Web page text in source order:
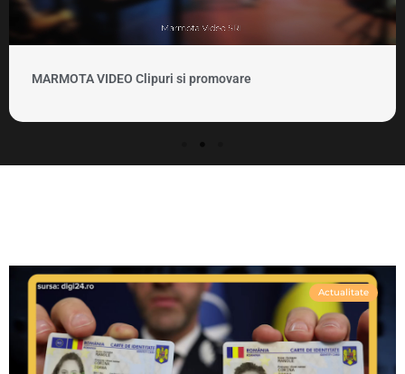
MARMOTA VIDEO Clipuri si promovare
Actualitate